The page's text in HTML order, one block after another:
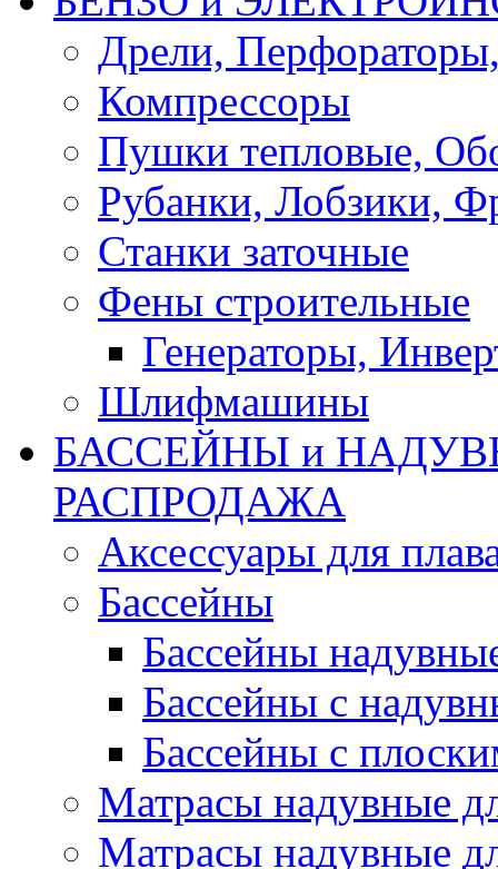
Дрели,
Компрессоры
Пушки тепловые,
Рубанки, Лобзики,
Станки заточные
Фены строительные
Генераторы,
Шлифмашины
БАССЕЙНЫ и
РАСПРОДАЖА
Аксессуары для
Бассейны
Бассейны
Бассейны с
Бассейны с
Матрасы надувные
Матрасы надувные